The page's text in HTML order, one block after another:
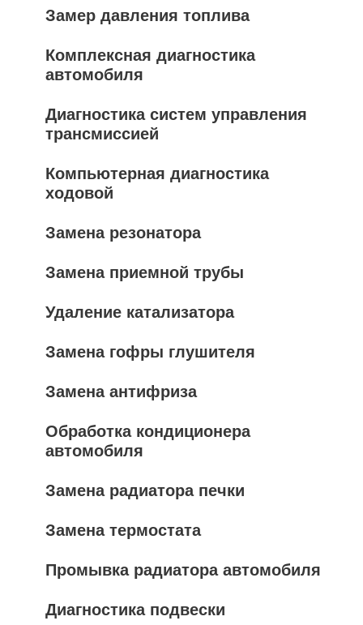
Замер давления топлива
Комплексная диагностика
автомобиля
Диагностика систем управления
трансмиссией
Компьютерная диагностика
ходовой
Замена резонатора
Замена приемной трубы
Удаление катализатора
Замена гофры глушителя
Замена антифриза
Обработка кондиционера
автомобиля
Замена радиатора печки
Замена термостата
Промывка радиатора автомобиля
Диагностика подвески